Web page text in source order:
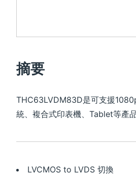
摘要
THC63LVDM83D是可支援
統、複合式印表機、Tablet等產品
LVCMOS to LVDS 切換